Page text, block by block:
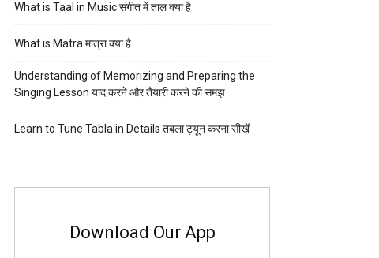
What is Taal in Music संगीत में ताल क्या है
What is Matra मात्रा क्या है
Understanding of Memorizing and Preparing the
Singing Lesson याद करने और तैयारी करने की समझ
Learn to Tune Tabla in Details तबला ट्यून करना सीखें
Download Our App